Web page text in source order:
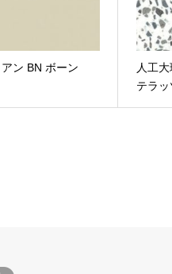
ン BN ボーン
人工
テラッ